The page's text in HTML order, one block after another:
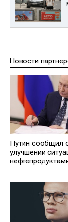
Новости
Путин сообщил
улучшении